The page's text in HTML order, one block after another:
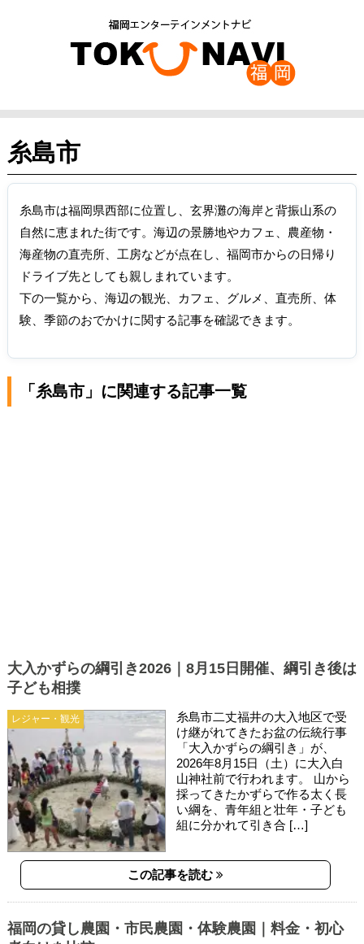
糸島市
糸島市は福岡県西部に位置し、玄界灘の海岸と背振山系の
自然に恵まれた街です。海辺の景勝地やカフェ、農産物・
海産物の直売所、工房などが点在し、福岡市からの日帰り
ドライブ先としても親しまれています。
下の一覧から、海辺の観光、カフェ、グルメ、直売所、体
験、季節のおでかけに関する記事を確認できます。
「糸島市」に関連する記事一覧
レジャー・観光
大入かずらの綱引き2026｜8月15日開催、綱引き後は
子ども相撲
糸島市二丈福井の大入地区で受
け継がれてきたお盆の伝統行事
「大入かずらの綱引き」が、
2026年8月15日（土）に大入白
山神社前で行われます。 山から
採ってきたかずらで作る太く長
い綱を、青年組と壮年・子ども
組に分かれて引き合 […]
この記事を読む
福岡の貸し農園・市民農園・体験農園｜料金・初心